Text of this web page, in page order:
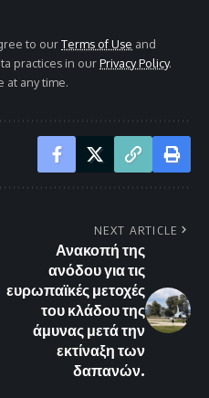
to ourTerms of Use and
practices in ourPrivacy Policy.
at any time.
NEXT ARTICLE
Ανακοπή της
ανόδου για τις
ευρωπαϊκές μετοχές
του κλάδου της
άμυνας μετά την
εκτίναξη των
δαπανών.